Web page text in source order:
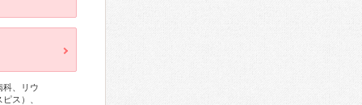
科、リウ
ス）、